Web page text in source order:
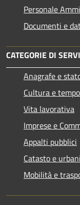
Personale
Documenti e
CATEGORIE DI
Anagrafe e
Cultura e
Vita lavorativa
Imprese e
Appalti pubblici
Catasto e
Mobilità e